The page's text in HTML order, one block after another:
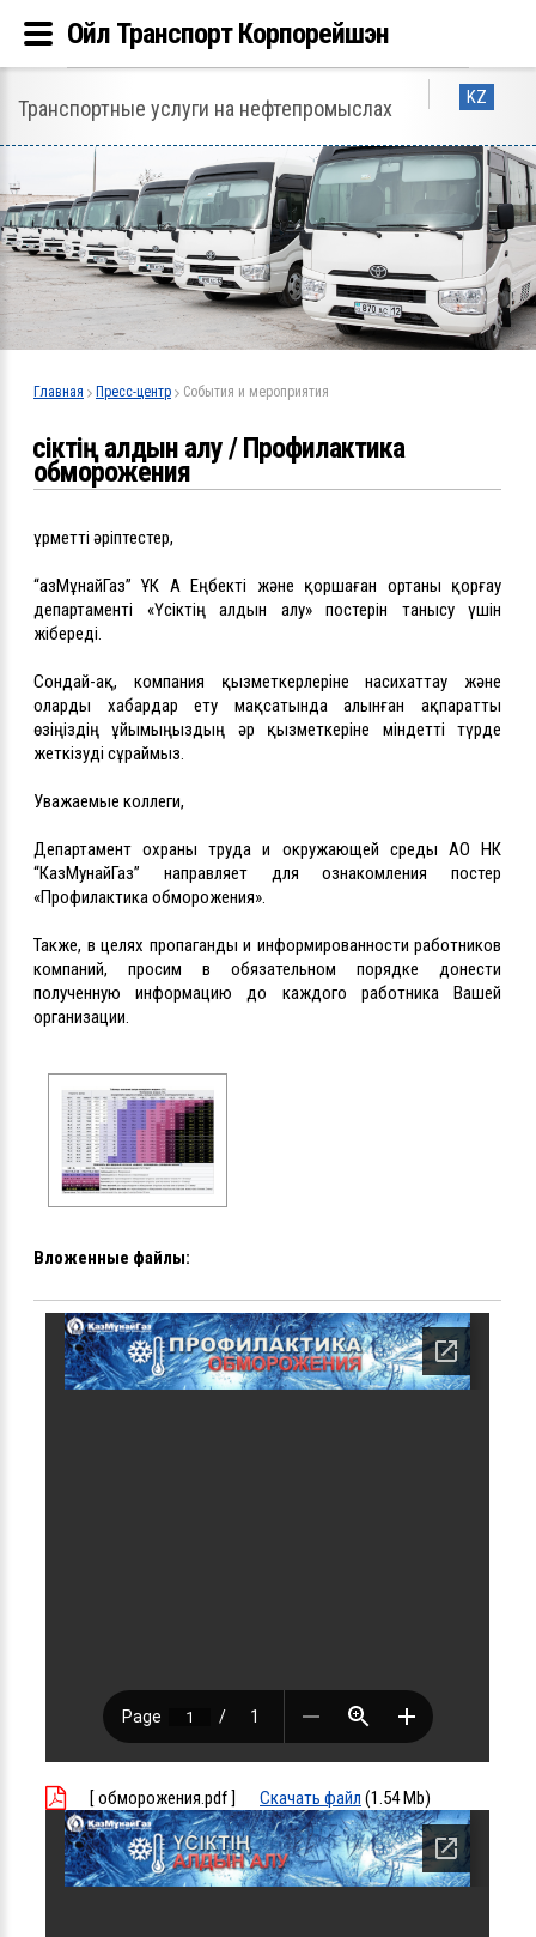
KZ
Транспортные услуги на нефтепромыслах
Главная Пресс-центр События и мероприятия
Үсіктің алдын алу / Профилактика
обморожения
Құрметті әріптестер,
“ҚазМұнайГаз” ҰК АҚ Еңбекті және қоршаған ортаны қорғау
департаменті «Үсіктің алдын алу» постерін танысу үшін
жібереді.
Сондай-ақ, компания қызметкерлеріне насихаттау және
оларды хабардар ету мақсатында алынған ақпаратты
өзіңіздің ұйымыңыздың әр қызметкеріне міндетті түрде
жеткізуді сұраймыз.
Уважаемые коллеги,
Департамент охраны труда и окружающей среды АО НК
“КазМунайГаз” направляет для ознакомления постер
«Профилактика обморожения».
Также, в целях пропаганды и информированности работников
компаний, просим в обязательном порядке донести
полученную информацию до каждого работника Вашей
организации.
Вложенные файлы:
[ обморожения.pdf ] Скачать файл (1.54 Mb)
Ойл Транспорт Корпорейшэн